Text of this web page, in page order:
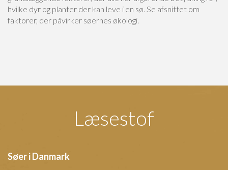
hvilke dyr og planter der kan leve i en sø. Se afsnittet om
faktorer, der påvirker søernes økologi.
Læsestof
Søer i Danmark